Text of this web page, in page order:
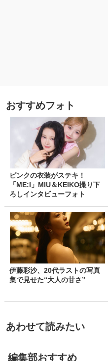
おすすめフォト
ピンクの衣装がステキ！
「ME:I」MIU＆KEIKO撮り下
ろしインタビューフォト
伊藤彩沙、20代ラストの写真
集で見せた“大人の甘さ”
あわせて読みたい
編集部おすすめ